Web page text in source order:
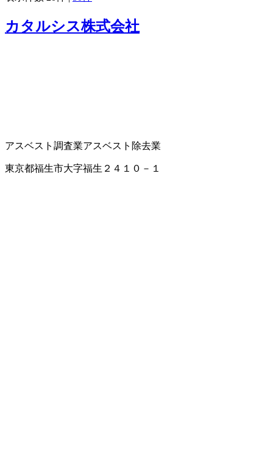
カタルシス株式会社
アスベスト調査業アスベスト除去業
東京都福生市大字福生２４１０－１